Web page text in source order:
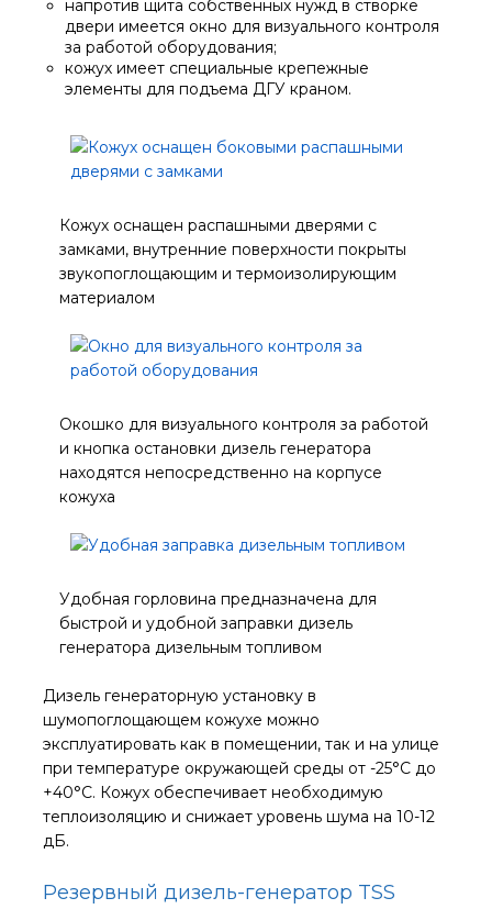
напротив щита собственных нужд в створке
двери имеется окно для визуального контроля
за работой оборудования;
кожух имеет специальные крепежные
элементы для подъема ДГУ краном.
Кожух оснащен распашными дверями с
замками, внутренние поверхности покрыты
звукопоглощающим и термоизолирующим
материалом
Окошко для визуального контроля за работой
и кнопка остановки дизель генератора
находятся непосредственно на корпусе
кожуха
Удобная горловина предназначена для
быстрой и удобной заправки дизель
генератора дизельным топливом
Дизель генераторную установку в
шумопоглощающем кожухе можно
эксплуатировать как в помещении, так и на улице
при температуре окружающей среды от -25°С до
+40°С. Кожух обеспечивает необходимую
теплоизоляцию и снижает уровень шума на 10-12
дБ.
Резервный дизель-генератор TSS